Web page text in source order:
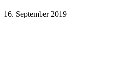
16. September 2019